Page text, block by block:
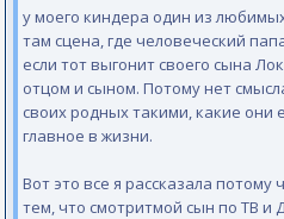
у моего киндера один из
там сцена, где человеческий
если тот выгонит своего сына
отцом и сыном. Потому нет
своих родных такими, какие они
главное в жизни.
Вот это все я рассказала
тем, что смотритмой сын по ТВ и